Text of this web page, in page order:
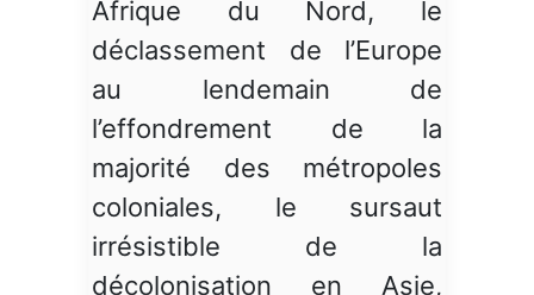
Afrique du Nord, le
déclassement de l’Europe
au lendemain de
l’effondrement de la
majorité des métropoles
coloniales, le sursaut
irrésistible de la
décolonisation en Asie,